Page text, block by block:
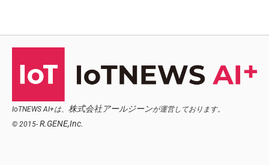
IoTNEWS AI+は、 株式会社アールジーンが運営しております。
© 2015- R.GENE,Inc.